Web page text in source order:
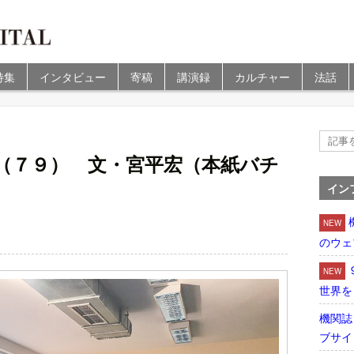
集 インタビュー 寄稿 講演録 カルチャー 法話
７９） 文・宮平宏（本紙バチ
イン
NEW
のウ
NEW
世界
機関
ブサ